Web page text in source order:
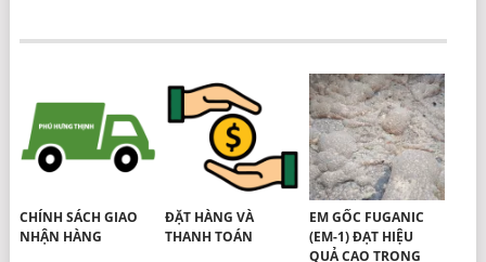
CHÍNH SÁCH GIAO
NHẬN HÀNG
ĐẶT HÀNG VÀ
THANH TOÁN
EM GỐC FUGANIC
(EM-1) ĐẠT HIỆU
QUẢ CAO TRONG